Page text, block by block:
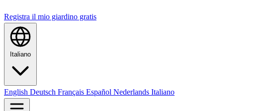
Registra il mio giardino gratis
Italiano
English Deutsch Français Español Nederlands Italiano